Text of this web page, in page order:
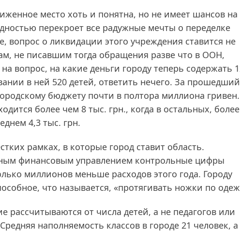
место хоть и понятна, но не имеет шансов на
перекроет все радужные мечты о переделке
о ликвидации этого учреждения ставится не
не писавшим тогда обращения разве что в ООН,
вопрос, на какие деньги городу теперь содержать
в ней 520 детей, ответить нечего. За
бюджету почти в полтора миллиона гривен.
более чем 8 тыс. грн., когда в остальных, более
4,3 тыс. грн.
рамках, в которые город ставит область.
финансовым управлением контрольные цифры
миллионов меньше расходов этого года. Городу
что называется, «протягивать ножки по
от числа детей, а не педагогов или
наполняемость классов в городе 21 человек, а